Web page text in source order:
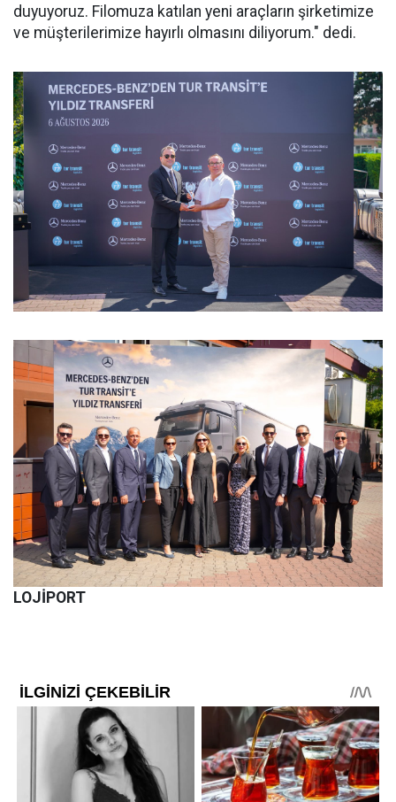
duyuyoruz. Filomuza katılan yeni araçların şirketimize
ve müşterilerimize hayırlı olmasını diliyorum." dedi.
LOJİPORT